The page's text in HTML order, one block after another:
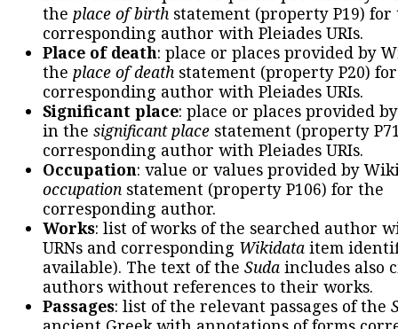
the place of birth statement (property P19) for
corresponding author with Pleiades URIs.
Place of death: place or places provided by
the place of death statement (property P20)
corresponding author with Pleiades URIs.
Significant place: place or places provided
in the significant place statement (property
corresponding author with Pleiades URIs.
Occupation: value or values provided by
occupation statement (property P106) for the
corresponding author.
Works: list of works of the searched author
URNs and corresponding Wikidata item
available). The text of the Suda includes also
authors without references to their works.
Passages: list of the relevant passages of the